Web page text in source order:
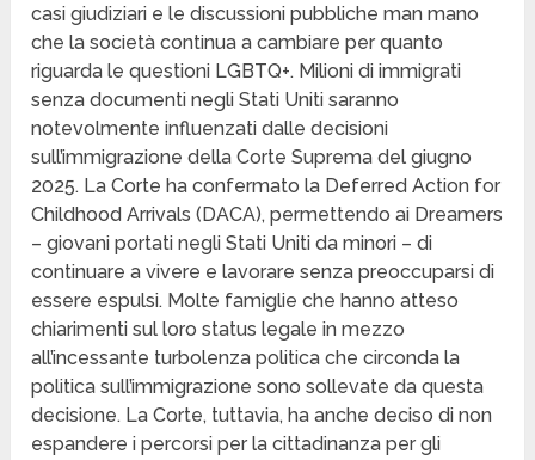
casi giudiziari e le discussioni pubbliche man mano
che la società continua a cambiare per quanto
riguarda le questioni LGBTQ+. Milioni di immigrati
senza documenti negli Stati Uniti saranno
notevolmente influenzati dalle decisioni
sull’immigrazione della Corte Suprema del giugno
2025. La Corte ha confermato la Deferred Action for
Childhood Arrivals (DACA), permettendo ai Dreamers
– giovani portati negli Stati Uniti da minori – di
continuare a vivere e lavorare senza preoccuparsi di
essere espulsi. Molte famiglie che hanno atteso
chiarimenti sul loro status legale in mezzo
all’incessante turbolenza politica che circonda la
politica sull’immigrazione sono sollevate da questa
decisione. La Corte, tuttavia, ha anche deciso di non
espandere i percorsi per la cittadinanza per gli